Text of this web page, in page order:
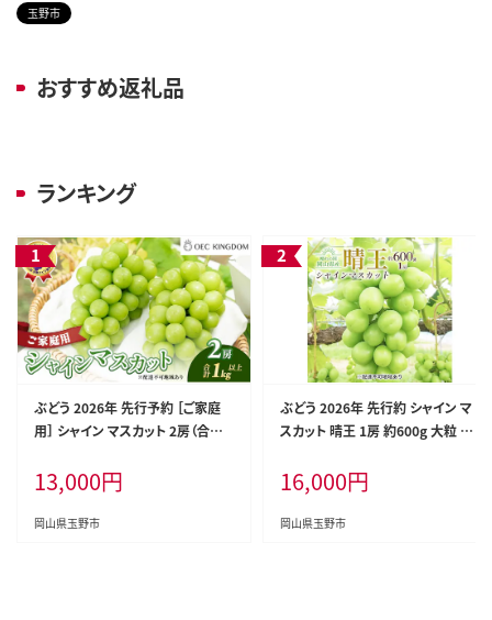
玉野市
おすすめ返礼品
ランキング
ぶどう 2026年 先行予約 ［ご家庭
用］ シャイン マスカット 2房（合計1
産 フルーツ 果物 OEC KINGDOM
ぶどう家 果物類
13,000円
岡山県玉野市
ぶどう 2026年 先行約 シャイン マ
スカット 晴王 1房 約600g 大粒 種
ルーツ 果物 ギフト 橋田商店
16,000円
岡山県玉野市